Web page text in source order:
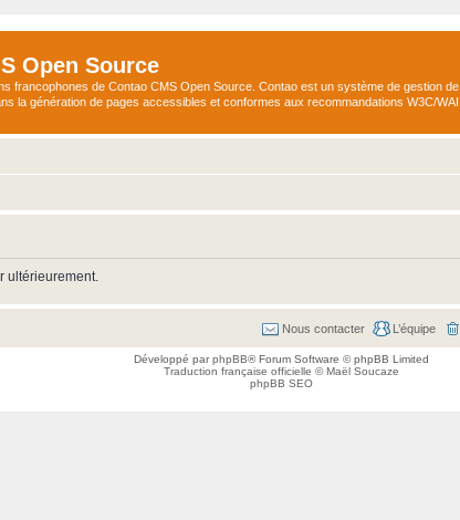
Open Source
francophones de Contao CMS Open Source. Contao est un système de gestion de
la génération de pages accessibles et conformes aux recommandations W3C/WAI
ultérieurement.
L’équipe
Nous contacter
Développé parphpBB® Forum Software © phpBB Limited
Traduction française officielle ©Maël Soucaze
phpBB SEO